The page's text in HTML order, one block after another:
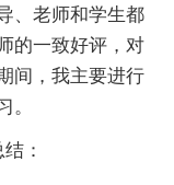
、老师和学生都
的一致好评，对
间，我主要进行
。
：